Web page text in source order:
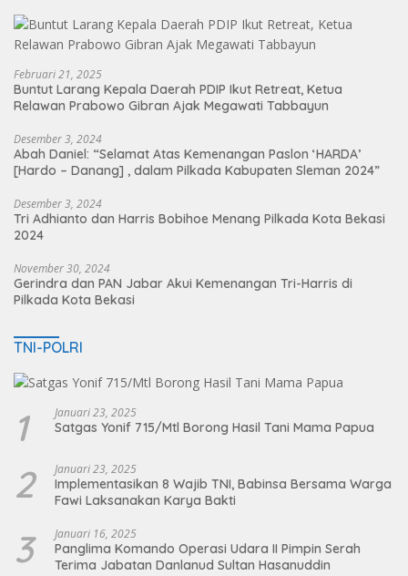
Februari 21, 2025
Buntut Larang Kepala Daerah PDIP Ikut Retreat, Ketua
Relawan Prabowo Gibran Ajak Megawati Tabbayun
Desember 3, 2024
Abah Daniel: “Selamat Atas Kemenangan Paslon ‘HARDA’
[Hardo – Danang] , dalam Pilkada Kabupaten Sleman 2024”
Desember 3, 2024
Tri Adhianto dan Harris Bobihoe Menang Pilkada Kota Bekasi
2024
November 30, 2024
Gerindra dan PAN Jabar Akui Kemenangan Tri-Harris di
Pilkada Kota Bekasi
TNI-POLRI
1 Januari 23, 2025
Satgas Yonif 715/Mtl Borong Hasil Tani Mama Papua
2 Januari 23, 2025
Implementasikan 8 Wajib TNI, Babinsa Bersama Warga
Fawi Laksanakan Karya Bakti
3 Januari 16, 2025
Panglima Komando Operasi Udara II Pimpin Serah
Terima Jabatan Danlanud Sultan Hasanuddin